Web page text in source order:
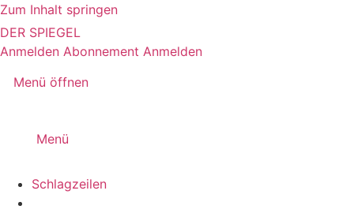
Zum Inhalt springen
DER SPIEGEL
Anmelden Abonnement Anmelden
Menü öffnen
Menü
Schlagzeilen